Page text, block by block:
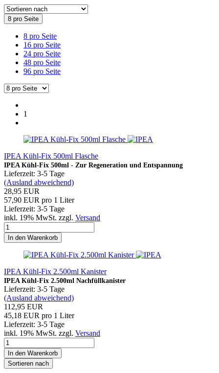
8 pro Seite
8 pro Seite
16 pro Seite
24 pro Seite
48 pro Seite
96 pro Seite
1
IPEA Kühl-Fix 500ml Flasche
IPEA Kühl-Fix 500ml - Zur Regeneration und Entspannung
Lieferzeit: 3-5 Tage
(Ausland abweichend)
28,95 EUR
57,90 EUR pro 1 Liter
Lieferzeit: 3-5 Tage
inkl. 19% MwSt. zzgl. Versand
In den Warenkorb
IPEA Kühl-Fix 2.500ml Kanister
IPEA Kühl-Fix 2.500ml Nachfüllkanister
Lieferzeit: 3-5 Tage
(Ausland abweichend)
112,95 EUR
45,18 EUR pro 1 Liter
Lieferzeit: 3-5 Tage
inkl. 19% MwSt. zzgl. Versand
In den Warenkorb
Sortieren nach